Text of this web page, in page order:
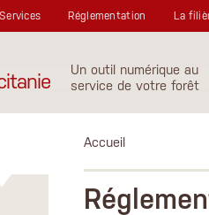
Services Réglementation La
Un outil numérique au
service de votre forêt
Accueil